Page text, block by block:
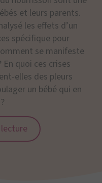
et leurs parents.
les effets d’un
spécifique pour
se manifeste
quoi ces crises
elles des pleurs
un bébé qui en